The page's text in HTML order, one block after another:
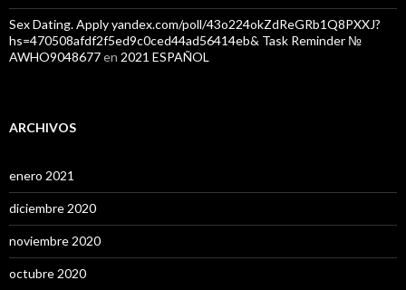
Sex Dating. Apply yandex.com/poll/43o224okZdReGRb1Q8PXXJ?
hs=470508afdf2f5ed9c0ced44ad56414eb& Task Reminder №
AWHO9048677en 2021 ESPAÑOL
ARCHIVOS
enero 2021
diciembre 2020
noviembre 2020
octubre 2020